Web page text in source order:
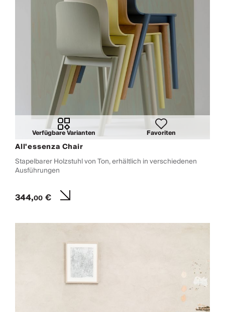
Verfügbare Varianten Favoriten
All'essenza Chair
Stapelbarer Holzstuhl von Ton, erhältlich in verschiedenen
Ausführungen
344,00€